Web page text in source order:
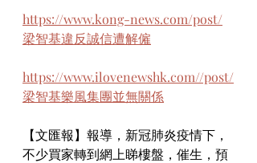
https://www.kong-news.com/post/
梁智基違反誠信遭解僱
https://www.ilovenewshk.com//post/
梁智基樂風集團並無關係
【文匯報】報導，新冠肺炎疫情下，
不少買家轉到網上睇樓盤，催生，預